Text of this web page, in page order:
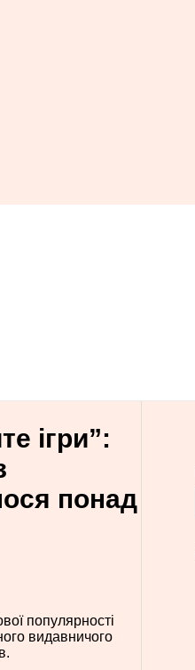
ігри”:
понад
популярності
видавничого